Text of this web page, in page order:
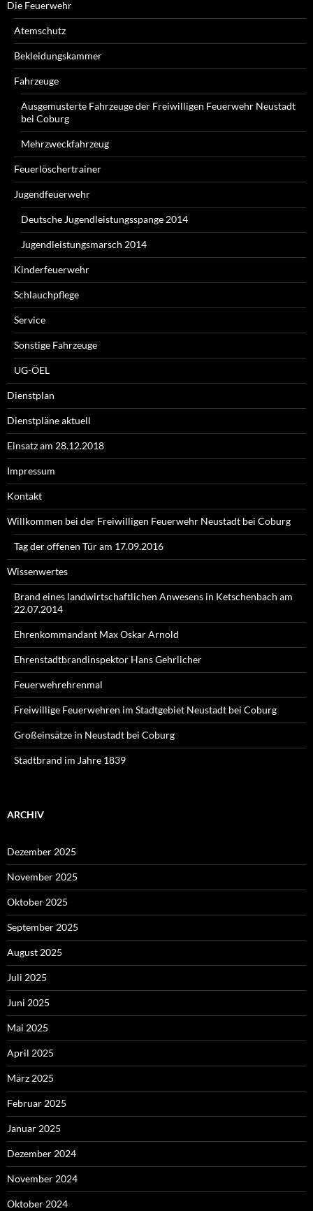
Die Feuerwehr
Atemschutz
Bekleidungskammer
Fahrzeuge
Ausgemusterte Fahrzeuge der Freiwilligen Feuerwehr Neustadt
bei Coburg
Mehrzweckfahrzeug
Feuerlöschertrainer
Jugendfeuerwehr
Deutsche Jugendleistungsspange 2014
Jugendleistungsmarsch 2014
Kinderfeuerwehr
Schlauchpflege
Service
Sonstige Fahrzeuge
UG-ÖEL
Dienstplan
Dienstpläne aktuell
Einsatz am 28.12.2018
Impressum
Kontakt
Willkommen bei der Freiwilligen Feuerwehr Neustadt bei Coburg
Tag der offenen Tür am 17.09.2016
Wissenwertes
Brand eines landwirtschaftlichen Anwesens in Ketschenbach am
22.07.2014
Ehrenkommandant Max Oskar Arnold
Ehrenstadtbrandinspektor Hans Gehrlicher
Feuerwehrehrenmal
Freiwillige Feuerwehren im Stadtgebiet Neustadt bei Coburg
Großeinsätze in Neustadt bei Coburg
Stadtbrand im Jahre 1839
ARCHIV
Dezember 2025
November 2025
Oktober 2025
September 2025
August 2025
Juli 2025
Juni 2025
Mai 2025
April 2025
März 2025
Februar 2025
Januar 2025
Dezember 2024
November 2024
Oktober 2024